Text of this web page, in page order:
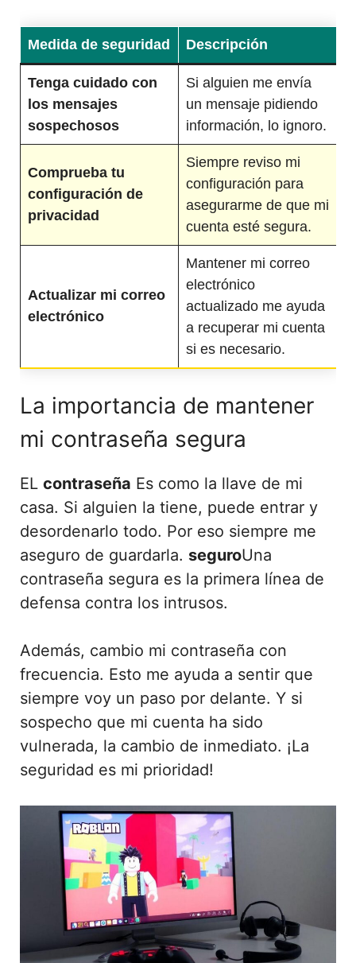
Medida de seguridad Descripción
Tenga cuidado con
los mensajes
sospechosos
Si alguien me envía
un mensaje pidiendo
información, lo ignoro.
Comprueba tu
configuración de
privacidad
Siempre reviso mi
configuración para
asegurarme de que mi
cuenta esté segura.
Actualizar mi correo
electrónico
Mantener mi correo
electrónico
actualizado me ayuda
a recuperar mi cuenta
si es necesario.
La importancia de mantener
mi contraseña segura
EL contraseña Es como la llave de mi
casa. Si alguien la tiene, puede entrar y
desordenarlo todo. Por eso siempre me
aseguro de guardarla. seguroUna
contraseña segura es la primera línea de
defensa contra los intrusos.
Además, cambio mi contraseña con
frecuencia. Esto me ayuda a sentir que
siempre voy un paso por delante. Y si
sospecho que mi cuenta ha sido
vulnerada, la cambio de inmediato. ¡La
seguridad es mi prioridad!